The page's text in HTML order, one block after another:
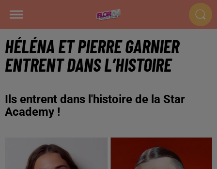
HÉLÉNA ET PIERRE GARNIER
ENTRENT DANS L’HISTOIRE
Ils entrent dans l'histoire de la Star
Academy !